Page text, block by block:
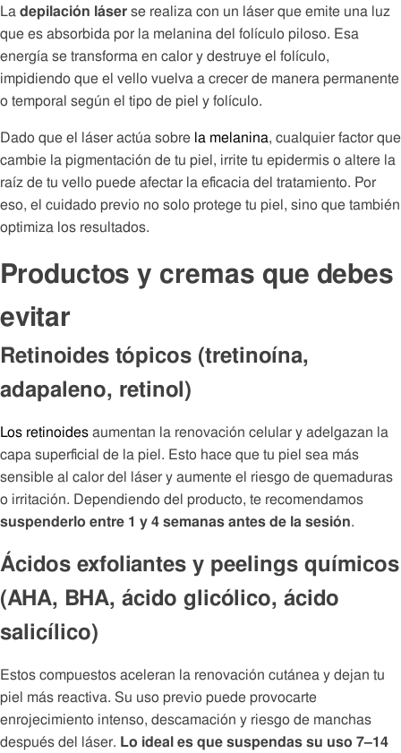
Ladepilación láserse realiza con un láser que emite una luz
que es absorbida por la melanina del folículo piloso. Esa
energía se transforma en calor y destruye el folículo,
impidiendo que el vello vuelva a crecer de manera permanente
o temporal según el tipo de piel y folículo.
Dado que el láser actúa sobre la melanina, cualquier factor que
cambie la pigmentación de tu piel, irrite tu epidermis o altere la
raíz de tu vello puede afectar la eficacia del tratamiento. Por
eso, el cuidado previo no solo protege tu piel, sino que también
optimiza los resultados.
Productos y cremas que debes
evitar
Retinoides tópicos (tretinoína,
adapaleno, retinol)
Los retinoidesaumentan la renovación celular y adelgazan la
capa superficial de la piel. Esto hace que tu piel sea más
sensible al calor del láser y aumente el riesgo de quemaduras
o irritación. Dependiendo del producto, te recomendamos
suspenderlo entre 1 y 4 semanas antes de la sesión.
Ácidos exfoliantes y peelings químicos
(AHA, BHA, ácido glicólico, ácido
salicílico)
Estos compuestos aceleran la renovación cutánea y dejan tu
piel más reactiva. Su uso previo puede provocarte
enrojecimiento intenso, descamación y riesgo de manchas
después del láser. Lo ideal es que suspendas su uso 7–14